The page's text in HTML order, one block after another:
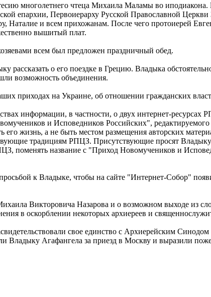
многолетнего чтеца Михаила Маламы во
епархии, Первоиерарху Русской Православной
Наталие и всем прихожанам. После чего протоиерей
вышитый плат.
всем был предложен праздничный обед.
рассказать о его поездке в Грецию. Владыка
возможность объединения.
приходах на Украине, об отношении гражданских
информации, в частности, о двух интернет-
и Исповедников Российских",
его жизнь, а не быть местом размещения авторских
традициям РПЦЗ. Присутствующие просят
поменять название с "Приход Новомучеников и
к Владыке, чтобы на сайте "Интернет-Собор"
Викторовича Назарова и о возможном выходе из
в оскорблении некоторых архиереев и
свое единство с Архиерейским
Владыку Агафангела за приезд в Москву и выразили